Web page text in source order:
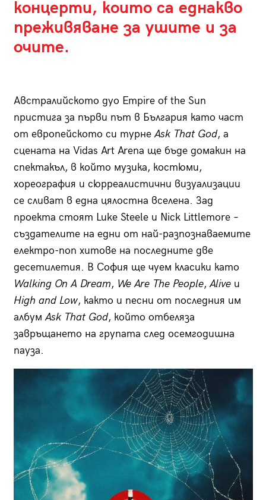
концерти, които са еднакво
преживяване за ушите и за
очите.
Австралийското дуо Empire of the Sun
пристига за първи път в България като част
от европейското си турнеAsk That God, а
сцената на Vidas Art Arena ще бъде домакин на
спектакъл, в който музика, костюми,
хореография и сюрреалистични визуализации
се сливат в една цялостна вселена. Зад
проекта стоят Luke Steele и Nick Littlemore –
създателите на едни от най-разпознаваемите
електро-поп хитове на последните две
десетилетия. В София ще чуем класики като
Walking On A Dream, We Are The People,Aliveи
High and Low, както и песни от последния им
албумAsk That God, който отбеляза
завръщането на групата след осемгодишна
пауза.